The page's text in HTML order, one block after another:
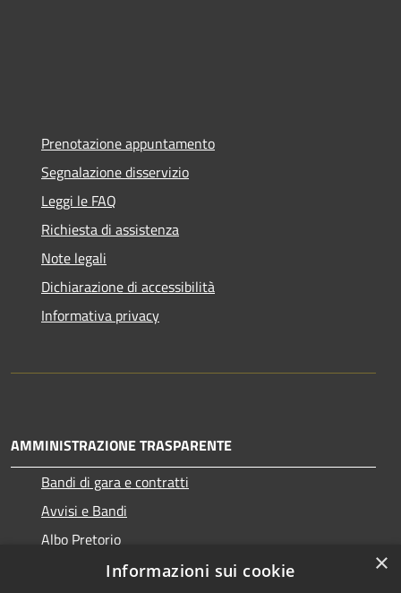
Prenotazione appuntamento
Segnalazione disservizio
Leggi le FAQ
Richiesta di assistenza
Note legali
Dichiarazione di accessibilità
Informativa privacy
AMMINISTRAZIONE TRASPARENTE
Bandi di gara e contratti
Avvisi e Bandi
Albo Pretorio
×
Informazioni sui cookie